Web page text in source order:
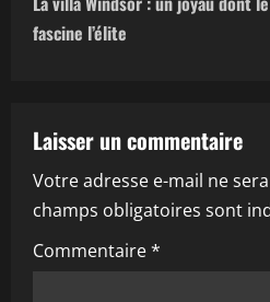
g
i
o
n
fascine l’élite
Laisser un commentaire
Votre adresse e-mail ne
champs obligatoires sont
Commentaire*